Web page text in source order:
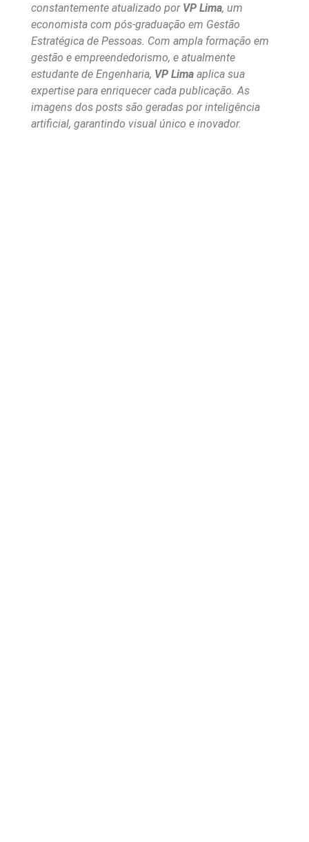
constantemente atualizado por VP Lima, um
economista com pós-graduação em Gestão
Estratégica de Pessoas. Com ampla formação em
gestão e empreendedorismo, e atualmente
estudante de Engenharia, VP Lima aplica sua
expertise para enriquecer cada publicação. As
imagens dos posts são geradas por inteligência
artificial, garantindo visual único e inovador.